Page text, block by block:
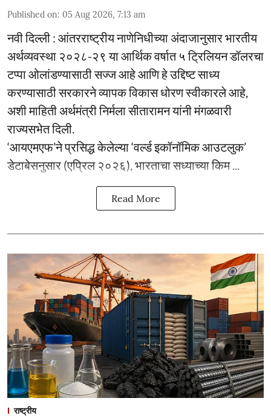
Published on: 05 Aug 2026, 7:13 am
नवी दिल्ली : आंतरराष्ट्रीय नाणेनिधीच्या अंदाजानुसार भारतीय
अर्थव्यवस्था २०२८-२९ या आर्थिक वर्षात ५ ट्रिलियन डॉलरचा
टप्पा ओलांडण्यासाठी सज्ज आहे आणि हे उद्दिष्ट साध्य
करण्यासाठी सरकारने व्यापक विकास धोरण स्वीकारले आहे,
अशी माहिती अर्थमंत्री निर्मला सीतारामन यांनी मंगळवारी
राज्यसभेत दिली.
‘आयएमएफ’ने प्रसिद्ध केलेल्या ‘वर्ल्ड इकॉनॉमिक आउटलुक’
डेटाबेसनुसार (एप्रिल २०२६), भारताचा सध्याच्या किम ...
Read More
राष्ट्रीय